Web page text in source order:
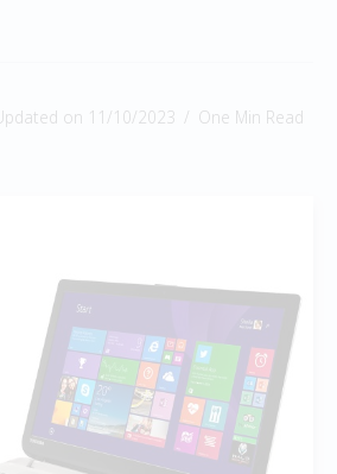
on 11/10/2023
One Min Read